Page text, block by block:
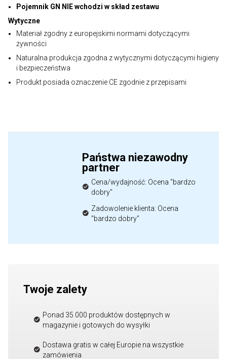
Pojemnik GN NIE wchodzi w skład zestawu
Wytyczne
Materiał zgodny z europejskimi normami dotyczącymi
żywności
Naturalna produkcja zgodna z wytycznymi dotyczącymi higieny
i bezpieczeństwa
Produkt posiada oznaczenie CE zgodnie z przepisami
Państwa niezawodny
partner
Cena/wydajność: Ocena "bardzo
dobry"
Zadowolenie klienta: Ocena
"bardzo dobry"
Twoje zalety
Ponad 35 000 produktów dostępnych w
magazynie i gotowych do wysyłki
Dostawa gratis w całej Europie na wszystkie
zamówienia